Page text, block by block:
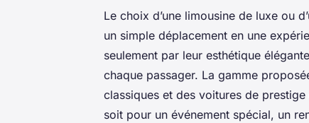
Le choix d’une limousine de luxe ou
un simple déplacement en une
seulement par leur esthétique
chaque passager. La gamme
classiques et des voitures de
soit pour un événement spécial, un